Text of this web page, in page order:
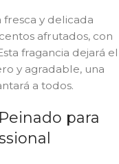
y delicada
afrutados, con
fragancia dejará el
y agradable, una
a todos.
para